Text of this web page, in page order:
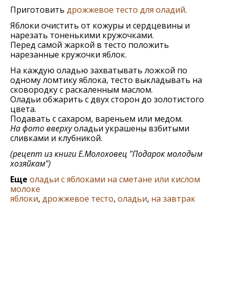
Приготовить дрожжевое тесто для оладий.
Яблоки очистить от кожуры и сердцевины и
нарезать тоненькими кружочками.
Перед самой жаркой в тесто положить
нарезанные кружочки яблок.
На каждую оладью захватывать ложкой по
одному ломтику яблока, тесто выкладывать на
сковородку с раскаленным маслом.
Оладьи обжарить с двух сторон до золотистого
цвета.
Подавать с сахаром, вареньем или медом.
На фото вверхуоладьи украшены взбитыми
сливками и клубникой.
(рецепт из книги Е.Молоховец "Подарок молодым
хозяйкам")
Еще оладьи с яблоками на сметане или кислом
молоке
яблоки, дрожжевое тесто, оладьи, на завтрак